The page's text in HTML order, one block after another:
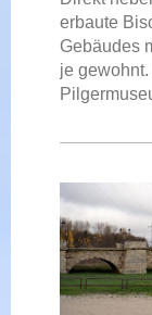
erbaute
Gebäudes
je